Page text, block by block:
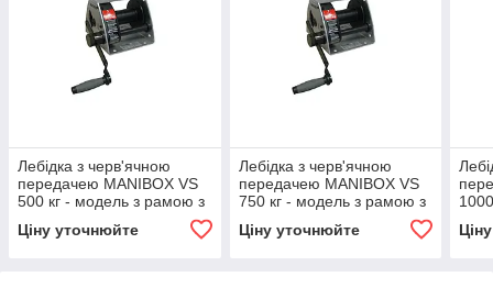
Лебідка з черв'ячною
передачею MANIBOX VS
500 кг - модель з рамою з
Ціну уточнюйте
Лебідка з черв'ячною
передачею MANIBOX VS
750 кг - модель з рамою з
Ціну уточнюйте